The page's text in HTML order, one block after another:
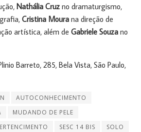
Nathália Cruz no dramaturgismo,
Cristina Moura na direção de
artística, além de Gabriele Souza no
Barreto, 285, Bela Vista, São Paulo,
AUTOCONHECIMENTO
MUDANDO DE PELE
SESC 14 BIS
SOLO